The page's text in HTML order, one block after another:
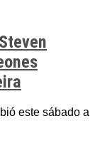
este sábado a